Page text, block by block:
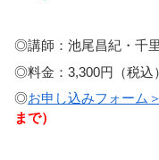
◎講師：池尾昌紀・千里
◎料金：3,300円（税込）
◎お申し込みフォーム
まで）